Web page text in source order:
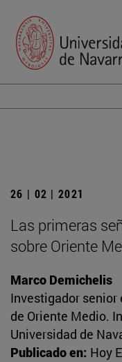
26 | 02 | 2021
Las primeras
sobre Oriente
Marco Demichelis
Investigador
de Oriente Medio.
Universidad de
Publicado en: Hoy